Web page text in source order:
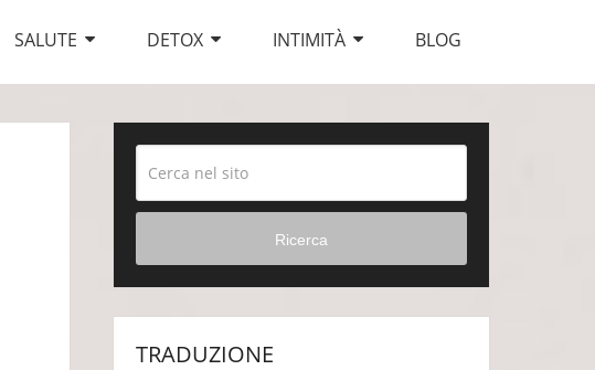
SALUTE DETOX INTIMITÀ BLOG
Ricerca
TRADUZIONE